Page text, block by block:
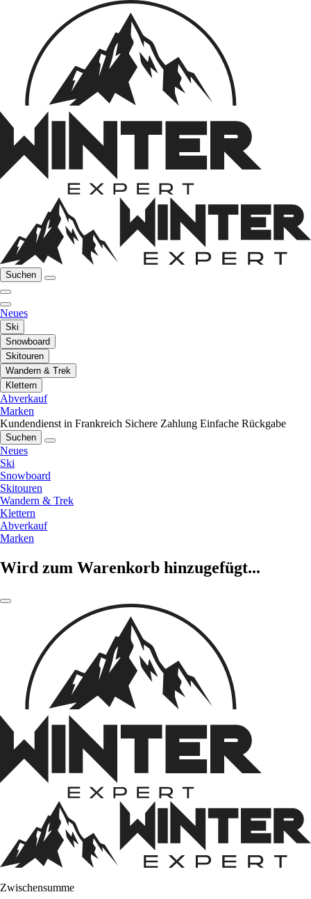
Suchen
Neues
Ski
Snowboard
Skitouren
Wandern & Trek
Klettern
Abverkauf
Marken
Kundendienst in Frankreich Sichere Zahlung Einfache Rückgabe
Suchen
Neues
Ski
Snowboard
Skitouren
Wandern & Trek
Klettern
Abverkauf
Marken
Wird zum Warenkorb hinzugefügt...
Zwischensumme